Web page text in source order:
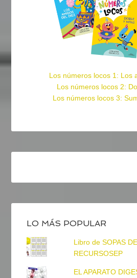
Los números locos 1: Los
Los números locos 2:
Los números locos 3:
LO MÁS POPULAR
Libro de SOPAS
RECURSOSEP
EL APARATO